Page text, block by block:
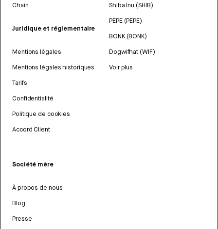
Chain
Juridique et réglementaire
Mentions légales
Mentions légales historiques
Tarifs
Confidentialité
Politique de cookies
Accord Client
Shiba Inu (SHIB)
PEPE (PEPE)
BONK (BONK)
Dogwifhat (WIF)
Voir plus
Société mère
À propos de nous
Blog
Presse